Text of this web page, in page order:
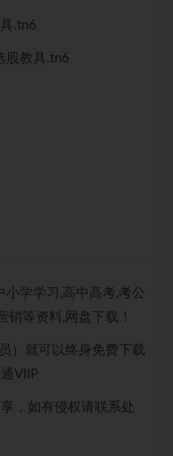
.tn6
股教具.tn6
小学学习,高中高考,考公
销等资料,网盘下载！
）就可以 终身免费下载
VIIP
，如有侵权请联系处